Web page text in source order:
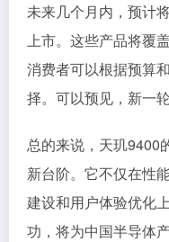
未来几个月内，预计
上市。这些产品将覆
消费者可以根据预算
择。可以预见，新一
总的来说，天玑9400
新台阶。它不仅在性
建设和用户体验优化
功，将为中国半导体